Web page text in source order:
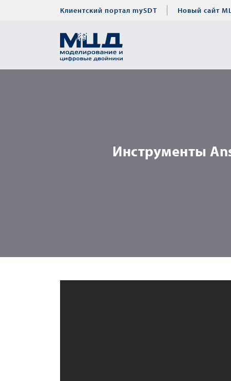
Клиентский портал mySDT Новый сайт
Инструменты